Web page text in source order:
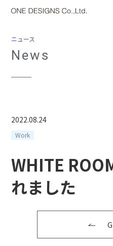
ニュース
News
2022.08.24
Work
WHITE
れました